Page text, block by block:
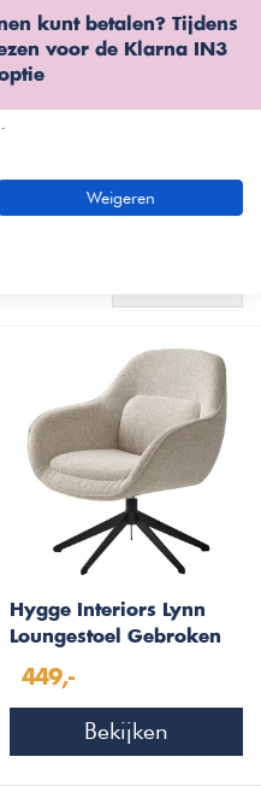
kunt betalen? Tijdens
voor de Klarna IN3
interieur
Hygge Interiors Lynn
Loungestoel Gebroken
449,-
Bekijken
onze bezoekersgegevens, om
inhoud te tonen en om u een
Weigeren